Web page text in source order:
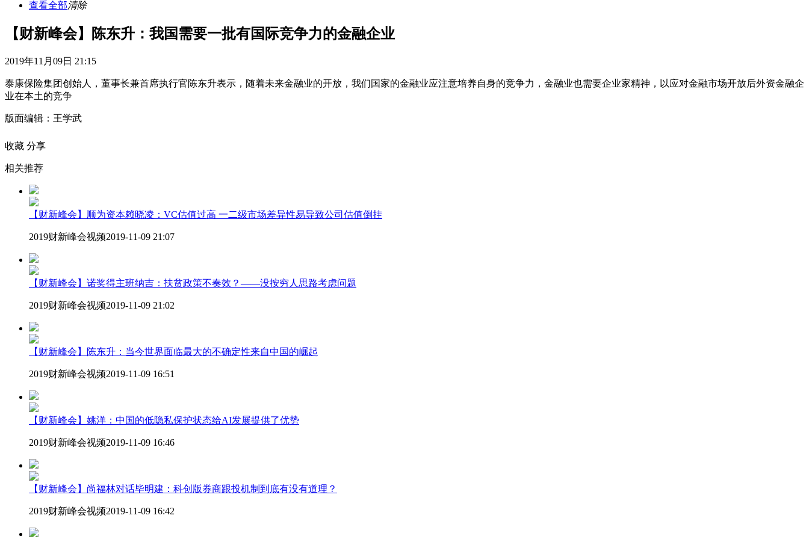
查看全部清除
【财新峰会】陈东升：我国需要一批有国际竞争力的金融企业
2019年11月09日 21:15
泰康保险集团创始人，董事长兼首席执行官陈东升表示，随着未来金融业的开放，我们国家的金融业应注意培养自身的竞争力，金融业也需要企业家精神，以应对金融市场开放后外资金融企
业在本土的竞争
版面编辑：王学武
收藏 分享
相关推荐
【财新峰会】顺为资本赖晓凌：VC估值过高 一二级市场差异性易导致公司估值倒挂
2019财新峰会视频2019-11-09 21:07
【财新峰会】诺奖得主班纳吉：扶贫政策不奏效？——没按穷人思路考虑问题
2019财新峰会视频2019-11-09 21:02
【财新峰会】陈东升：当今世界面临最大的不确定性来自中国的崛起
2019财新峰会视频2019-11-09 16:51
【财新峰会】姚洋：中国的低隐私保护状态给AI发展提供了优势
2019财新峰会视频2019-11-09 16:46
【财新峰会】尚福林对话毕明建：科创版券商跟投机制到底有没有道理？
2019财新峰会视频2019-11-09 16:42